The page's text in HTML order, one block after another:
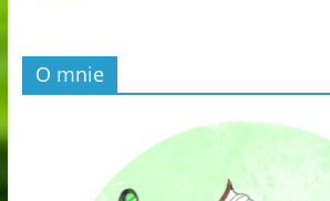
O mnie